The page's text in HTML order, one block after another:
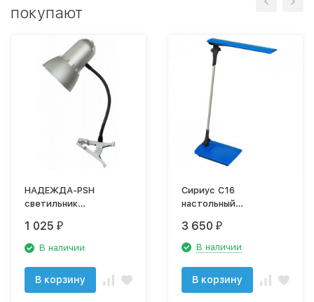
покупают
НАДЕЖДА-PSH
светильник
1 025 ₽
В наличии
В корзину
Сириус C16
настольный
3 650 ₽
В наличии
В корзину